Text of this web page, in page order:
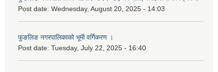
Post date: Wednesday, August 20, 2025 - 14:03
फुङलिङ नगरपालिकाको भूमी वर्गिकरण ।
Post date: Tuesday, July 22, 2025 - 16:40